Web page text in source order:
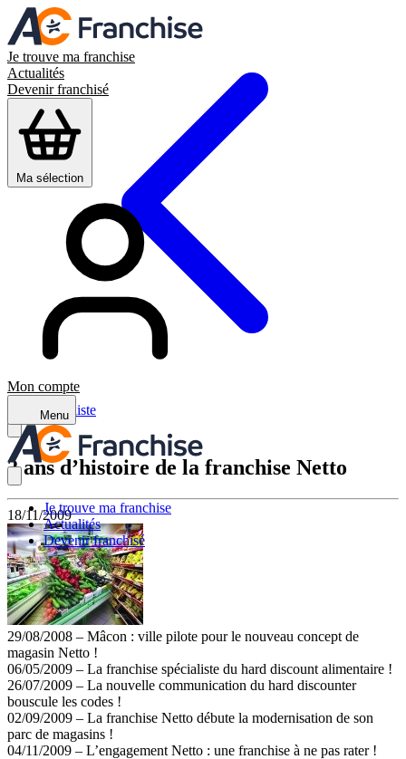
Je trouve ma franchise
Actualités
Devenir franchisé
Ma sélection
Mon compte
Menu
Je trouve ma franchise
Actualités
Devenir franchisé
Retour à la liste
2 ans d’histoire de la franchise Netto
18/11/2009
29/08/2008 – Mâcon : ville pilote pour le nouveau concept de
magasin Netto !
06/05/2009 – La franchise spécialiste du hard discount alimentaire !
26/07/2009 – La nouvelle communication du hard discounter
bouscule les codes !
02/09/2009 – La franchise Netto débute la modernisation de son
parc de magasins !
04/11/2009 – L’engagement Netto : une franchise à ne pas rater !